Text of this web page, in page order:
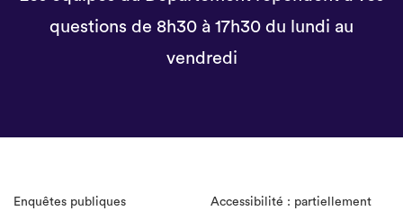
questions de 8h30 à 17h30 du lundi au
vendredi
Enquêtes publiques
Accessibilité : partiellement